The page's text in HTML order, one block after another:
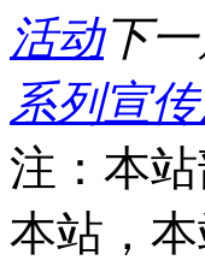
活动下一
系列宣
注：本
本站，